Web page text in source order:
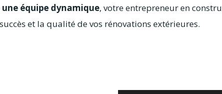
une équipe dynamique, votre entrepreneur en
succès et la qualité de vos rénovations extérieures.